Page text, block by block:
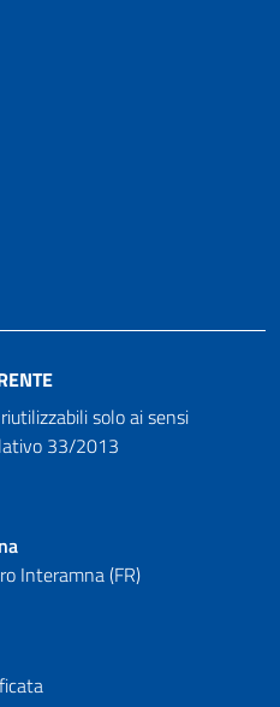
solo ai sensi
33/2013
Interamna (FR)